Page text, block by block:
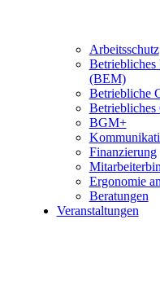
Arbeitsschutz
Betriebliches
(BEM)
Betriebliche
Betriebliches
BGM+
Finanzierung
Ergonomie
Beratungen
Veranstaltungen